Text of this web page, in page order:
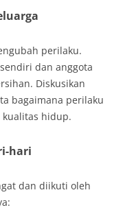
perilaku.
dan anggota
Diskusikan
bagaimana perilaku
hidup.
hari
dan diikuti oleh